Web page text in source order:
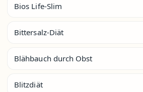
Bios Life-Slim
Bittersalz-Diät
Blähbauch durch Obst
Blitzdiät